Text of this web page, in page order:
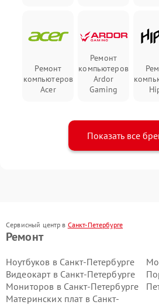
Ремонт
компьютеров
Acer
Ремонт
компьютеров
Ardor
Gaming
Показать все
Сервисный центр в Санкт-Петербурге
Ремонт
Ноутбуков в Санкт-Петербурге
Видеокарт в Санкт-Петербурге
Мониторов в Санкт-Петербурге
Материнских плат в Санкт-